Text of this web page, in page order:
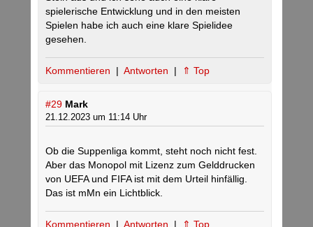
spielerische Entwicklung und in den meisten
Spielen habe ich auch eine klare Spielidee
gesehen.
Kommentieren | Antworten | ⇑ Top
#29 Mark
21.12.2023 um 11:14 Uhr
Ob die Suppenliga kommt, steht noch nicht fest.
Aber das Monopol mit Lizenz zum Gelddrucken
von UEFA und FIFA ist mit dem Urteil hinfällig.
Das ist mMn ein Lichtblick.
Kommentieren | Antworten | ⇑ Top